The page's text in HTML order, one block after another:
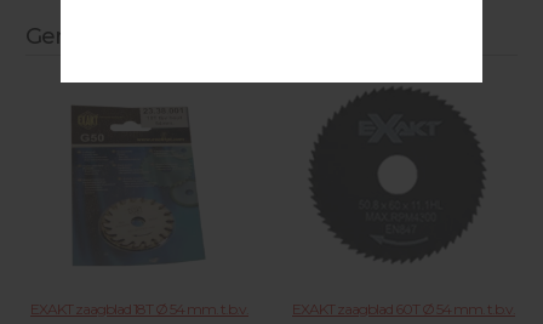
Gerelateerde producten
EXAKT zaagblad 18T Ø 54 mm. t.b.v.
EXAKT zaagblad 60T Ø 54 mm. t.b.v.